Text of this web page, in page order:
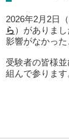
2026年2月2日
ら）がありま
影響がなかった
受験者の皆様
組んで参ります